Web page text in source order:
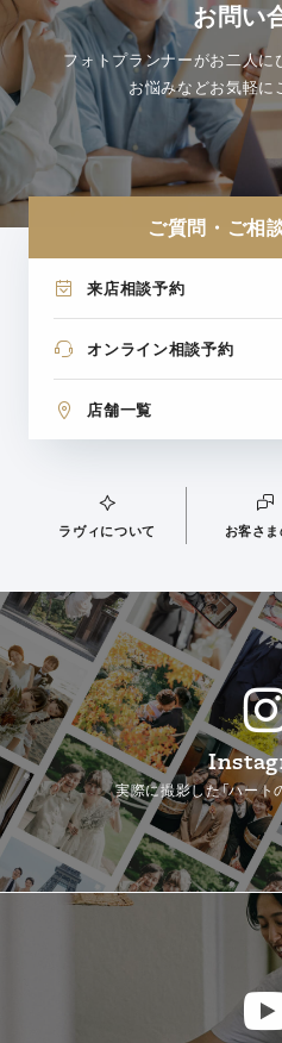
お問い
フォトプランナーがお二人
お悩みなどお気軽に
ご質問・ご相
来店相談予約
オンライン相談予約
店舗一覧
ラヴィについて お客さ
実際に撮影した「ハート